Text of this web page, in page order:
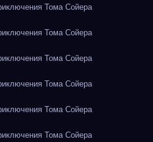
Тома Сойера
Тома Сойера
Тома Сойера
Тома Сойера
Тома Сойера
Тома Сойера